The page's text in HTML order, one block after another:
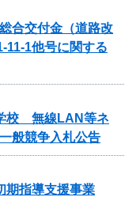
合交付金（道路改
1他号に関する
校 無線LAN等ネ
般競争入札公告
期指導支援事業